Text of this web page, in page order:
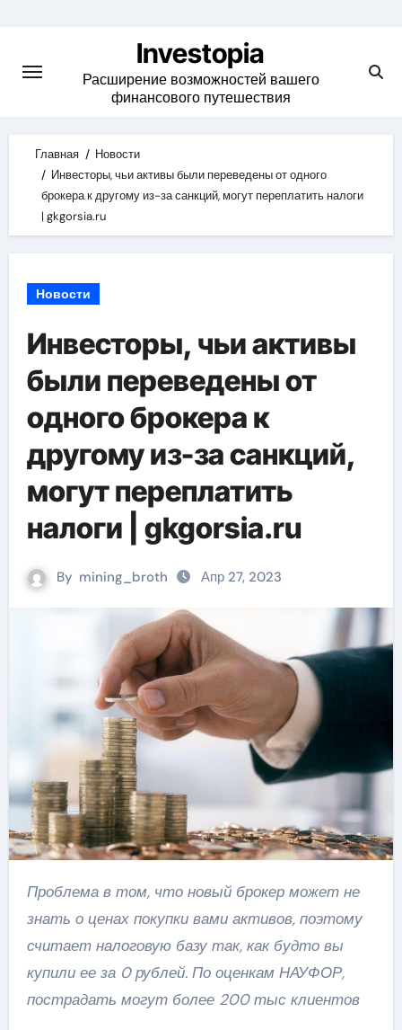
content
Investopia
Расширение возможностей вашего
финансового путешествия
Главная
Новости
Инвесторы, чьи активы были переведены от одного
брокера к другому из-за санкций, могут переплатить налоги
| gkgorsia.ru
Новости
Инвесторы, чьи активы
были переведены от
одного брокера к
другому из-за санкций,
могут переплатить
налоги | gkgorsia.ru
By mining_broth Апр 27, 2023
Проблема в том, что новый брокер может не
знать о ценах покупки вами активов, поэтому
считает налоговую базу так, как будто вы
купили ее за 0 рублей. По оценкам НАУФОР,
пострадать могут более 200 тыс клиентов